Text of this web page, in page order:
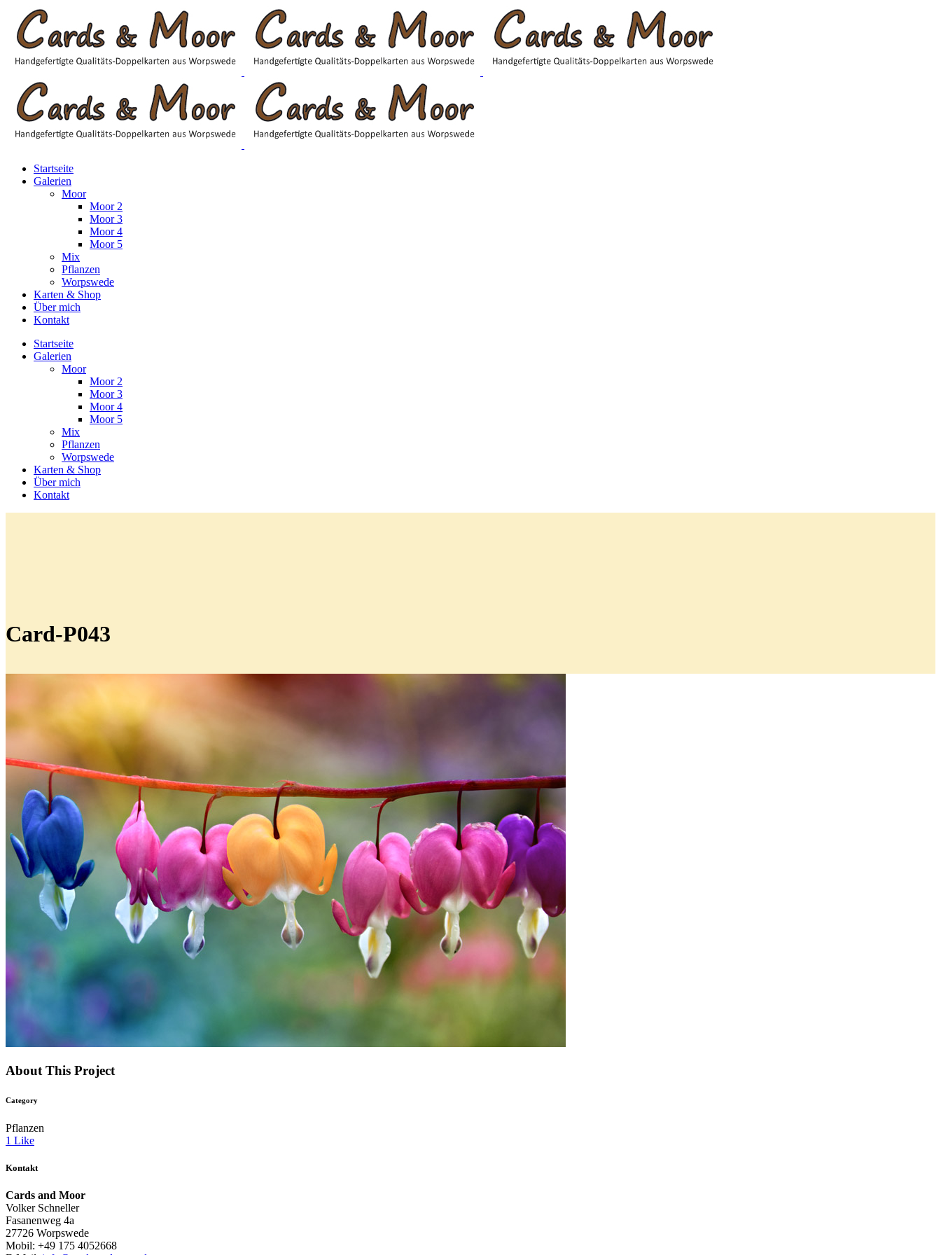
Startseite
Galerien
Moor
Moor 2
Moor 3
Moor 4
Moor 5
Mix
Pflanzen
Worpswede
Karten & Shop
Über mich
Kontakt
Startseite
Galerien
Moor
Moor 2
Moor 3
Moor 4
Moor 5
Mix
Pflanzen
Worpswede
Karten & Shop
Über mich
Kontakt
Card-P043
About This Project
Category
Pflanzen
1 Like
Kontakt
Cards and Moor
Volker Schneller
Fasanenweg 4a
27726 Worpswede
Mobil: +49 175 4052668